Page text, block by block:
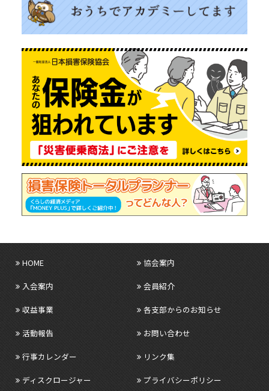
HOME 協会案内
入会案内 会員紹介
収益事業 各支部からのお知らせ
活動報告 お問い合わせ
行事カレンダー リンク集
ディスクロージャー プライバシーポリシー